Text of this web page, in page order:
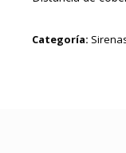
Categoría: